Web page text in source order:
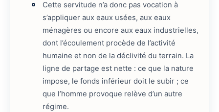
Cette servitude n’a donc pas vocation à
s’appliquer aux eaux usées, aux eaux
ménagères ou encore aux eaux industrielles,
dont l’écoulement procède de l’activité
humaine et non de la déclivité du terrain. La
ligne de partage est nette : ce que la nature
impose, le fonds inférieur doit le subir ; ce
que l’homme provoque relève d’un autre
régime.